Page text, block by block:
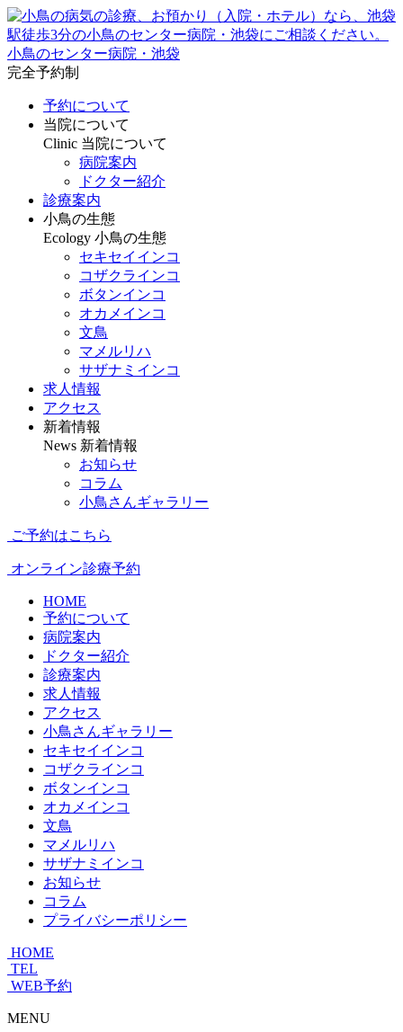
小鳥のセンター病院・池袋
完全予約制
予約について
当院について
Clinic 当院について
病院案内
ドクター紹介
診療案内
小鳥の生態
Ecology 小鳥の生態
セキセイインコ
コザクラインコ
ボタンインコ
オカメインコ
文鳥
マメルリハ
サザナミインコ
求人情報
アクセス
新着情報
News 新着情報
お知らせ
コラム
小鳥さんギャラリー
ご予約はこちら
オンライン診療予約
HOME
予約について
病院案内
ドクター紹介
診療案内
求人情報
アクセス
小鳥さんギャラリー
セキセイインコ
コザクラインコ
ボタンインコ
オカメインコ
文鳥
マメルリハ
サザナミインコ
お知らせ
コラム
プライバシーポリシー
HOME
TEL
WEB予約
MENU